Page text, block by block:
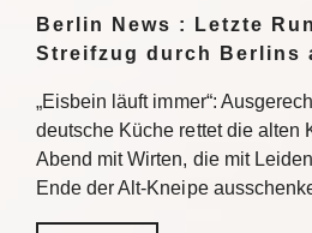
Berlin News : Letzte
Streifzug durch Berlins
„Eisbein läuft immer“:
deutsche Küche rettet die alten
Abend mit Wirten, die mit
Ende der Alt-Kneipe